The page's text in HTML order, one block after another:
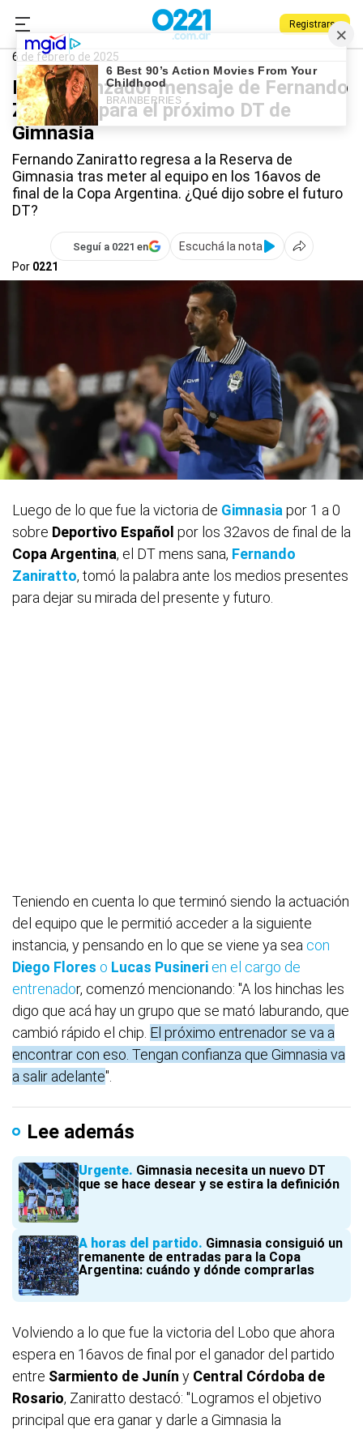
Registrarse
0221.com.ar Deportes
6 de febrero de 2025
El esperanzador mensaje de Fernando
Zaniratto para el próximo DT de
Gimnasia
Fernando Zaniratto regresa a la Reserva de
Gimnasia tras meter al equipo en los 16avos de
final de la Copa Argentina. ¿Qué dijo sobre el futuro
DT?
Seguí a 0221 en
Escuchá la nota
Por 0221
Luego de lo que fue la victoria de Gimnasiapor 1 a 0
sobre Deportivo Español por los 32avos de final de la
CopaArgentina, el DT mens sana, Fernando
Zaniratto, tomó la palabra ante los medios presentes
para dejar su mirada del presente y futuro.
Teniendo en cuenta lo que terminó siendo la actuación
del equipo que le permitió acceder a la siguiente
instancia, y pensando en lo que se viene ya sea con
Diego Flores o Lucas Pusineri en el cargo de
entrenador, comenzó mencionando: "A los hinchas les
digo que acá hay un grupo que se mató laburando, que
cambió rápido el chip. El próximo entrenador se va a
encontrar con eso. Tengan confianza que Gimnasia va
a salir adelante".
Lee además
Urgente Gimnasia necesita un nuevo DT
que se hace desear y se estira la definición
A horas del partido Gimnasia consiguió un
remanente de entradas para la Copa
Argentina: cuándo y dónde comprarlas
Volviendo a lo que fue la victoria del Lobo que ahora
espera en 16avos de final por el ganador del partido
entre Sarmiento de Junín y Central Córdoba de
Rosario, Zaniratto destacó: "Logramos el objetivo
principal que era ganar y darle a Gimnasia la